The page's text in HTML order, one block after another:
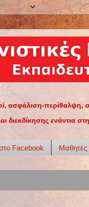
ασφάλιση-περίθαλψη,
διεκδίκησης ενάντια
Facebook Μαθητές